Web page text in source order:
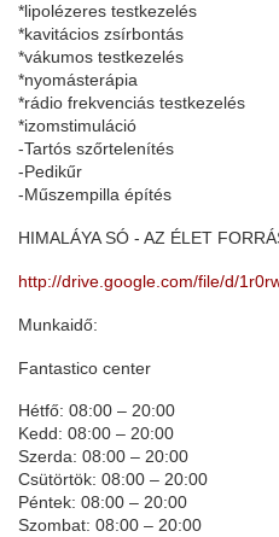
*lipolézeres testkezelés
*kavitácios zsírbontás
*vákumos testkezelés
*nyomásterápia
*rádio frekvenciás testkezelés
*izomstimuláció
-Tartós szőrtelenítés
-Pedikűr
-Műszempilla építés
HIMALÁYA SÓ - AZ ÉLET
http://drive.google.com/file/d/
Munkaidő:
Fantastico center
Hétfő: 08:00 – 20:00
Kedd: 08:00 – 20:00
Szerda: 08:00 – 20:00
Csütörtök: 08:00 – 20:00
Péntek: 08:00 – 20:00
Szombat: 08:00 – 20:00